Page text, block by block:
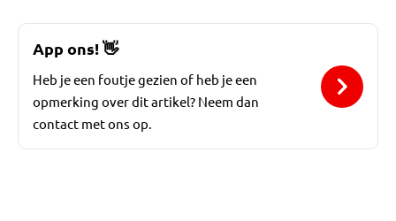
App ons!👋
Heb je een foutje gezien of heb je een
opmerking over dit artikel? Neem dan
contact met ons op.